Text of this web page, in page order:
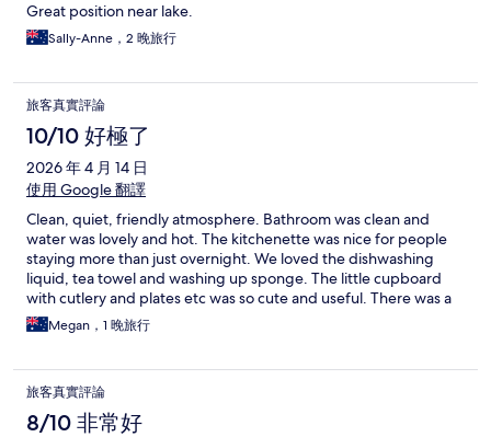
Great position near lake.
Sally-Anne，2 晚旅行
旅客真實評論
10/10 好極了
2026 年 4 月 14 日
使用 Google 翻譯
Clean, quiet, friendly atmosphere. Bathroom was clean and
water was lovely and hot. The kitchenette was nice for people
staying more than just overnight. We loved the dishwashing
liquid, tea towel and washing up sponge. The little cupboard
with cutlery and plates etc was so cute and useful. There was a
lovely extra blanket, an iron etc. pillows were a bit flat, but I’ll
just bring my own next time. 🙂
Megan，1 晚旅行
旅客真實評論
8/10 非常好